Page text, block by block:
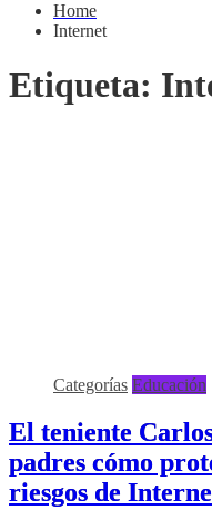
Home
Internet
Etiqueta:
Categorías Educación
El teniente
padres cómo
riesgos de